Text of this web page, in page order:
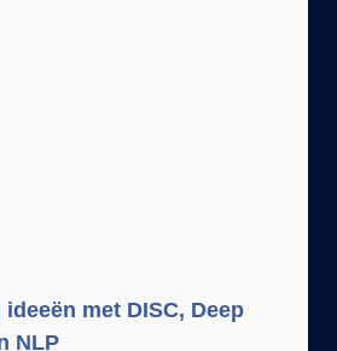
NLP